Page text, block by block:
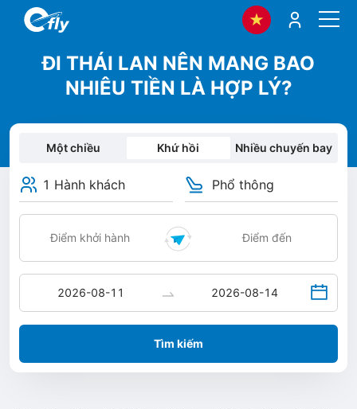
ĐI THÁI LAN NÊN MANG BAO
NHIÊU TIỀN LÀ HỢP LÝ?
Một chiều Khứ hồi Nhiều chuyến bay
1 Hành khách Phổ thông
Tìm kiếm